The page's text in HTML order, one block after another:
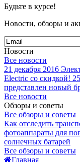
Будьте в курсе!
Новости, обзоры и
Новости
Все новости
21 декабря 2016
Electric со скидкой!
представлен новый
Все новости
Обзоры и советы
Все обзоры и советы
Как отследить
фотоаппараты для
солнечных батарей
Все обзоры и советы
Главная